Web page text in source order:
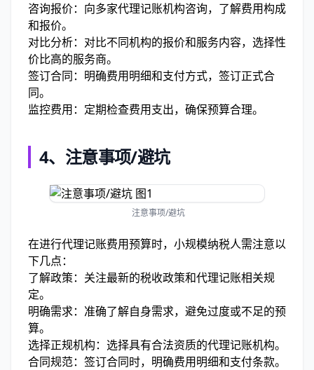
咨询报价：向多家代理记账机构咨询，了解费用构成
和报价。
对比分析：对比不同机构的报价和服务内容，选择性
价比高的服务商。
签订合同：明确费用明细和支付方式，签订正式合
同。
监控费用：定期检查费用支出，确保预算合理。
4、 注意事项/避坑
注意事项/避坑
在进行代理记账费用预算时，小规模纳税人需注意以
下几点：
了解政策：关注最新的税收政策和代理记账相关规
定。
明确需求：准确了解自身需求，避免过度或不足的预
算。
选择正规机构：选择具有合法资质的代理记账机构。
合同规范：签订合同时，明确费用明细和支付条款。